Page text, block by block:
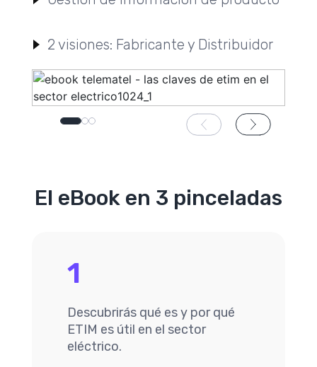
2 visiones: Fabricante y Distribuidor
El eBook en 3 pinceladas
1
Descubrirás qué es y por qué
ETIM es útil en el sector
eléctrico.